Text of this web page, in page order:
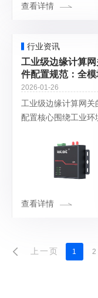
查看详情
行业资讯
工业级边缘计算网
件配置规范：全模
求与分级选型指南
2026-01-26
工业级边缘计算网关
配置核心围绕工业环
计，与消费级网关的
异在于宽温、抗干扰
定、工业协议适配，
查看详情
上一页 1 2